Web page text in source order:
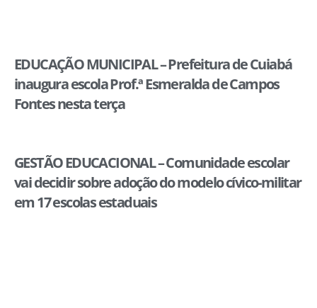
EDUCAÇÃO MUNICIPAL – Prefeitura de Cuiabá
inaugura escola Prof.ª Esmeralda de Campos
Fontes nesta terça
GESTÃO EDUCACIONAL – Comunidade escolar
vai decidir sobre adoção do modelo cívico-militar
em 17 escolas estaduais